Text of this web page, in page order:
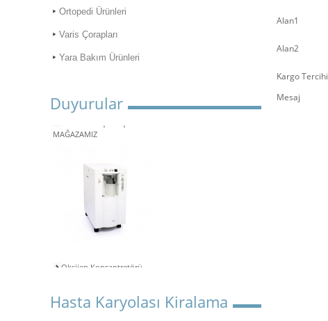
Ortopedi Ürünleri
Varis Çorapları
Yara Bakım Ürünleri
Duyurular
ONLİNE ALIŞVERİŞ
Kiralama
Öneme Sahip Bir Araç
Hasta Karyolası Kiralama
Alan1
Alan2
Kargo Tercihi
Mesaj